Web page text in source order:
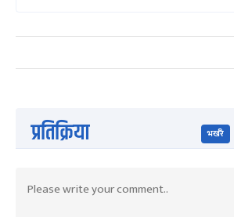
प्रतिक्रिया भर्खरै